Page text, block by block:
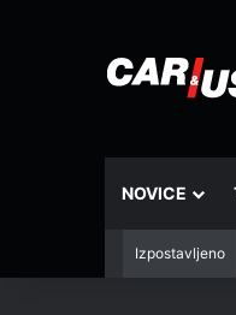
NOVICE
Izpostavljeno